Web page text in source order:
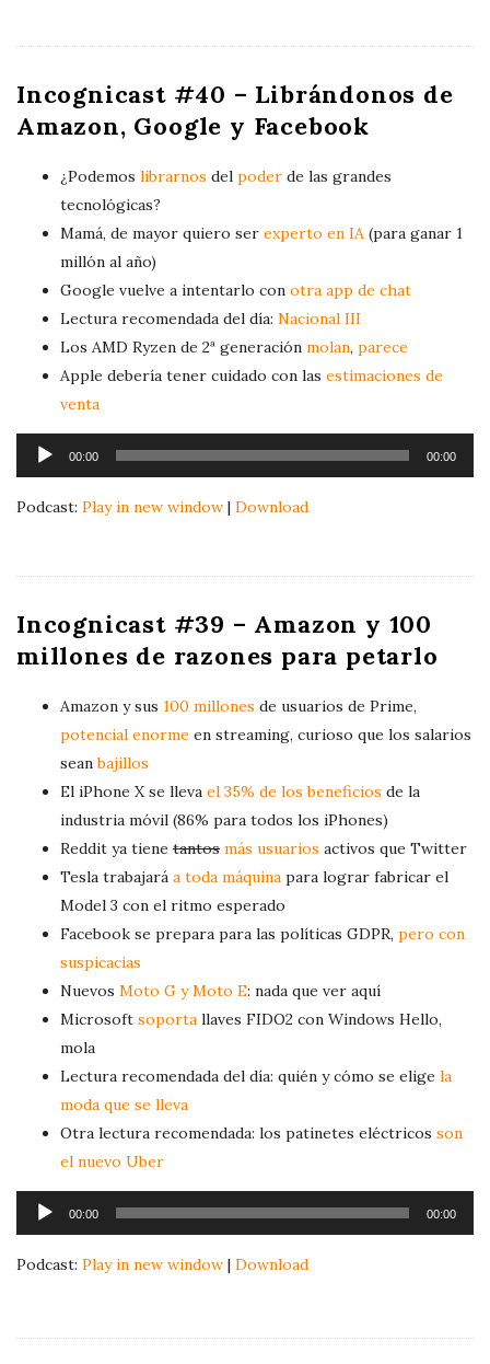
lIncognicast #40 – Librándonos de
Amazon, Google y Facebook
¿Podemos librarnos del poder de las grandes
tecnológicas?
Mamá, de mayor quiero ser experto en IA (para ganar 1
millón al año)
Google vuelve a intentarlo con otra app de chat
Lectura recomendada del día: Nacional III
Los AMD Ryzen de 2ª generación molan, parece
Apple debería tener cuidado con las estimaciones de
venta
u
d
l
00:00 00:00
Podcast: Play in new window | Download
Incognicast #39 – Amazon y 100
millones de razones para petarlo
Amazon y sus 100 millones de usuarios de Prime,
potencial enorme en streaming, curioso que los salarios
seanbajillos
El iPhone X se lleva el 35% de los beneficios de la
industria móvil (86% para todos los iPhones)
Reddit ya tiene tantos más usuarios activos que Twitter
Tesla trabajará a toda máquina para lograr fabricar el
Model 3 con el ritmo esperado
Facebook se prepara para las políticas GDPR, pero con
suspicacias
Nuevos Moto G y Moto E: nada que ver aquí
Microsoft soporta llaves FIDO2 con Windows Hello,
mola
Lectura recomendada del día: quién y cómo se elige la
moda que se lleva
Otra lectura recomendada: los patinetes eléctricos son
el nuevo Uber
u
d
00:00 00:00
Podcast: Play in new window | Download